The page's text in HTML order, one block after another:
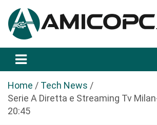
a
Amicopc.com
Home
Tech News
Serie A Diretta e Streaming Tv
20:45